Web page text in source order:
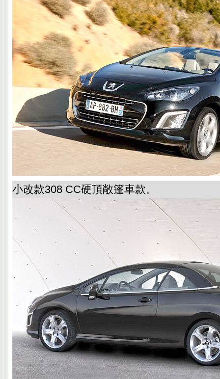
小改款308 CC硬頂敞篷車款。